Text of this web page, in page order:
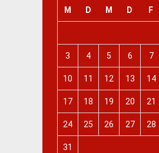
M D M D F
3 4 5 6 7
10 11 12 13 14
17 18 19 20 21
24 25 26 27 28
31